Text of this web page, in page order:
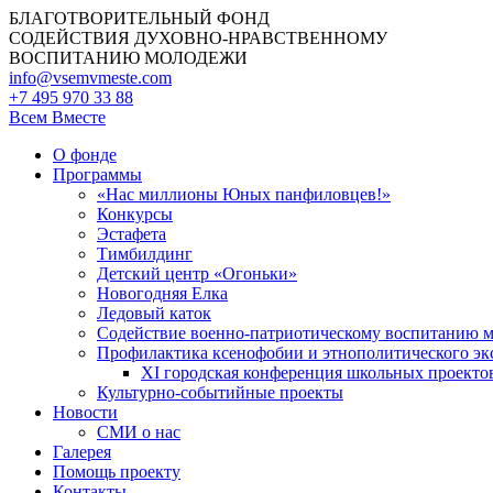
БЛАГОТВОРИТЕЛЬНЫЙ ФОНД
СОДЕЙСТВИЯ ДУХОВНО-НРАВСТВЕННОМУ
ВОСПИТАНИЮ МОЛОДЕЖИ
info@vsemvmeste.com
+7 495 970 33 88
Всем Вместе
О фонде
Программы
«Нас миллионы Юных панфиловцев!»
Конкурсы
Эстафета
Тимбилдинг
Детский центр «Огоньки»
Новогодняя Елка
Ледовый каток
Содействие военно-патриотическому воспитанию
Профилактика ксенофобии и этнополитического
XI городская конференция школьных
Культурно-событийные проекты
Новости
СМИ о нас
Галерея
Помощь проекту